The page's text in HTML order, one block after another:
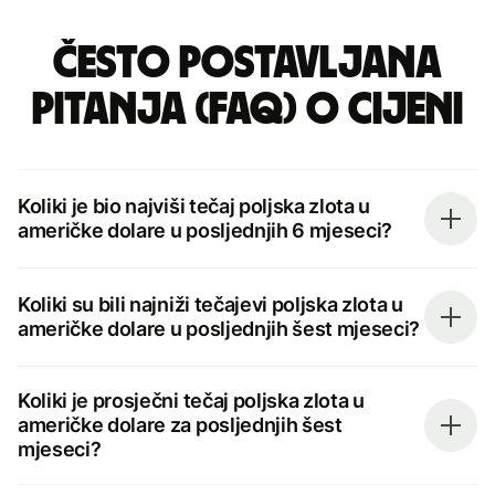
Često postavljana
pitanja (FAQ) o cijeni
Koliki je bio najviši tečaj poljska zlota u
američke dolare u posljednjih 6 mjeseci?
Koliki su bili najniži tečajevi poljska zlota u
američke dolare u posljednjih šest mjeseci?
Koliki je prosječni tečaj poljska zlota u
američke dolare za posljednjih šest
mjeseci?